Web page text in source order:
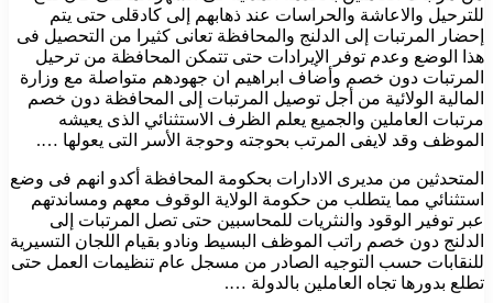
للترحيل والاعاشة والحراسات عند ذهابهم إلى كادقلى حتى يتم
إحضار المرتبات إلى الدلنج والمحافظة تعانى كثيرا من التحصيل فى
هذا الوضع وعدم توفر الإيرادات حتى تتمكن المحافظة من ترحيل
المرتبات دون خصم وأضاف ابراهيم ان جهودهم متواصلة مع وزارة
المالية الولائية من أجل توصيل المرتبات إلى المحافظة دون خصم
مرتبات العاملين والجميع يعلم الظرف الاستثنائي الذى يعيشه
الموظف وقد لايفى المرتب بحوجته وحوجة الأسر التى يعولها ….
المتحدثين من مديرى الادارات بحكومة المحافظة أكدو انهم فى وضع
استثنائي مما يتطلب من حكومة الولاية الوقوف معهم ومساندتهم
عبر توفير الوقود والنثريات للمحاسبين حتى تصل المرتبات إلى
الدلنج دون خصم راتب الموظف البسيط ونادو بقيام اللجان التسيرية
للنقابات حسب التوجيه الصادر من مسجل عام تنظيمات العمل حتى
تطلع بدورها تجاه العاملين بالدولة ….